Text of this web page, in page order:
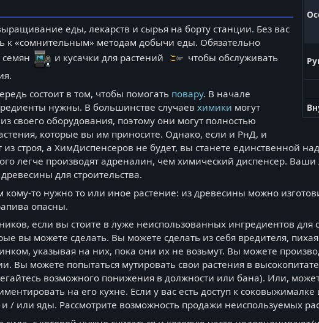
еды, лекарств и сырья на борту станции. Без вас
к «сомнительным» методам добычи еды. Обязательно
семян
и кусачки для растений
чтобы обслуживать
состоит в том, чтобы помогать повару. В начале
нужны. В большинстве случаев химики могут
своего оборудования, поэтому они могут полностью
которые вы им приносите. Однако, если и РнД, и
строя, а ХимДиспенсеров не будет, вы станете единственной
легче производят адреналин, чем химический диспенсер.
для строительства.
кому-то нужно то или иное растение: из древесины можно
опасны.
если вы стоите в луже неиспользованных ингредиентов для
вы можете сделать. Вы можете сделать из себя вредителя,
указывая на них, пока они их не возьмут. Вы можете
Вы можете попытаться мутировать свои растения в
возможного понижения в должности или бана). Или,
на его кухне. Если у вас есть доступ к
/ или яды. Рассмотрите возможность продажи неиспользуемых